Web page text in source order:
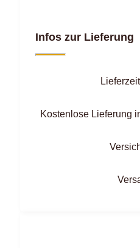
Infos zur Lieferung
Kostenlose Lieferung